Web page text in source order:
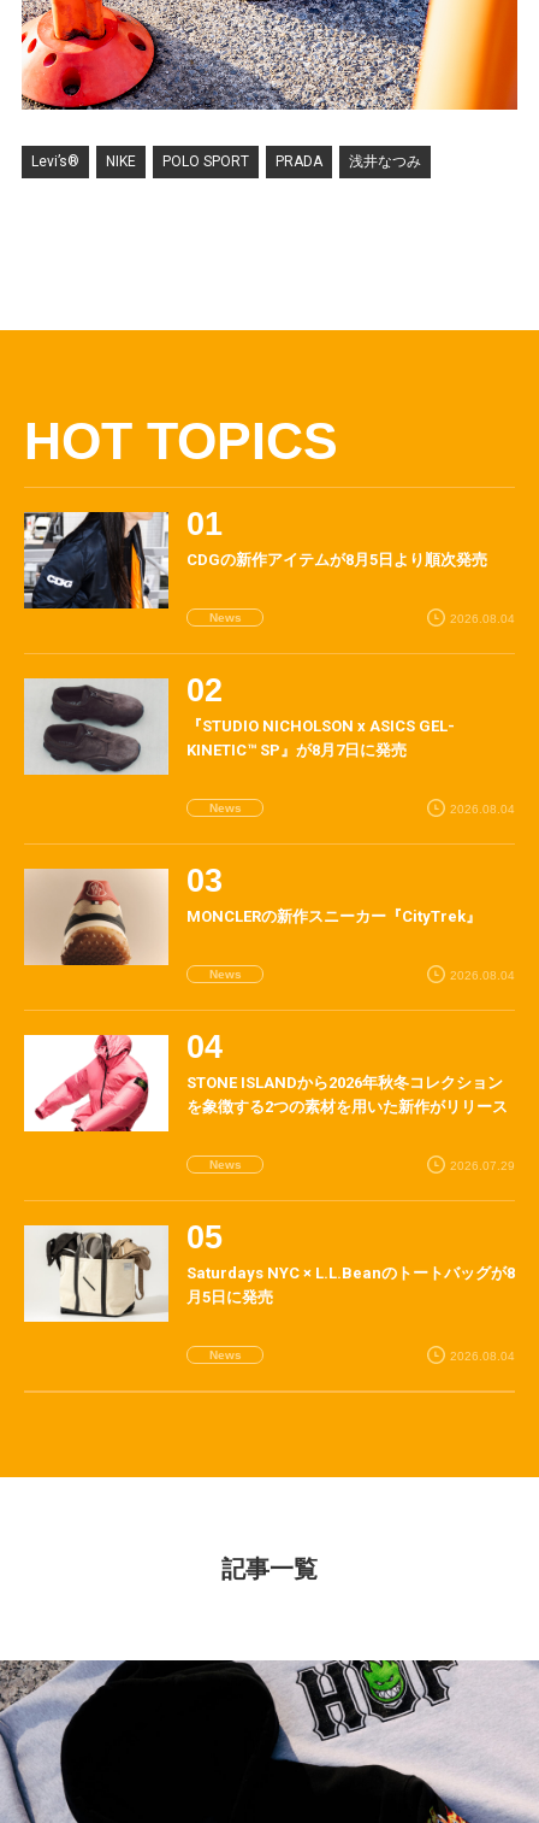
Levi’s® NIKE POLO SPORT PRADA 浅井なつみ
HOT TOPICS
CDGの新作アイテムが8月5日より順次発売
News 2026.08.04
『STUDIO NICHOLSON x ASICS GEL-
KINETIC™ SP』が8月7日に発売
News 2026.08.04
MONCLERの新作スニーカー『CityTrek』
News 2026.08.04
STONE ISLANDから2026年秋冬コレクション
を象徴する2つの素材を用いた新作がリリース
News 2026.07.29
Saturdays NYC × L.L.Beanのトートバッグが8
月5日に発売
News 2026.08.04
記事一覧